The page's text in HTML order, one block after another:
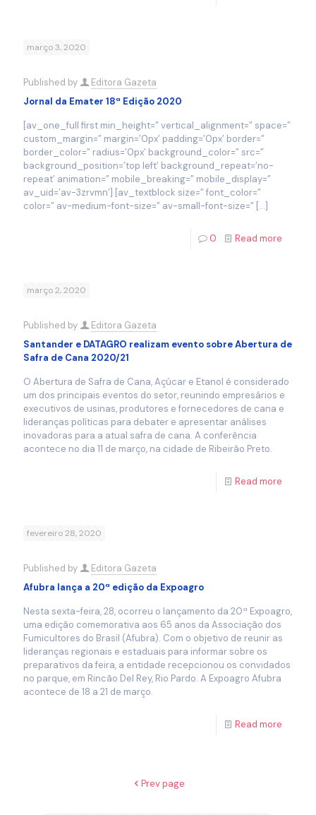
março 3, 2020
Published by
Editora Gazeta
Jornal da Emater 18ª Edição 2020
[av_one_full first min_height=” vertical_alignment=” space=”
custom_margin=” margin=’0px’ padding=’0px’ border=”
border_color=” radius=’0px’ background_color=” src=”
background_position=’top left’ background_repeat=’no-
repeat’ animation=” mobile_breaking=” mobile_display=”
av_uid=’av-3zrvmn’] [av_textblock size=” font_color=”
color=” av-medium-font-size=” av-small-font-size=” […]
0 Read more
março 2, 2020
Published by
Editora Gazeta
Santander e DATAGRO realizam evento sobre Abertura de
Safra de Cana 2020/21
O Abertura de Safra de Cana, Açúcar e Etanol é considerado
um dos principais eventos do setor, reunindo empresários e
executivos de usinas, produtores e fornecedores de cana e
lideranças políticas para debater e apresentar análises
inovadoras para a atual safra de cana. A conferência
acontece no dia 11 de março, na cidade de Ribeirão Preto.
Read more
fevereiro 28, 2020
Published by
Editora Gazeta
Afubra lança a 20ª edição da Expoagro
Nesta sexta-feira, 28, ocorreu o lançamento da 20ª Expoagro,
uma edição comemorativa aos 65 anos da Associação dos
Fumicultores do Brasil (Afubra). Com o objetivo de reunir as
lideranças regionais e estaduais para informar sobre os
preparativos da feira, a entidade recepcionou os convidados
no parque, em Rincão Del Rey, Rio Pardo. A Expoagro Afubra
acontece de 18 a 21 de março.
Read more
Prev page